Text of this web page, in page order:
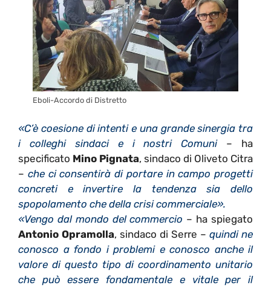
Eboli-Accordo di Distretto
«C’è coesione di intenti e una grande sinergia tra
i colleghi sindaci e i nostri Comuni– ha
specificato Mino Pignata, sindaco di Oliveto Citra
– che ci consentirà di portare in campo progetti
concreti e invertire la tendenza sia dello
spopolamento che della crisi commerciale».
«Vengo dal mondo del commercio – ha spiegato
Antonio Opramolla, sindaco di Serre – quindi ne
conosco a fondo i problemi e conosco anche il
valore di questo tipo di coordinamento unitario
che può essere fondamentale e vitale per il